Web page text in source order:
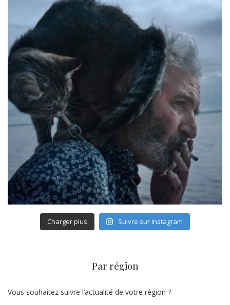
Charger plus Suivre sur Instagram
Par région
Vous souhaitez suivre l’actualité de votre région ?